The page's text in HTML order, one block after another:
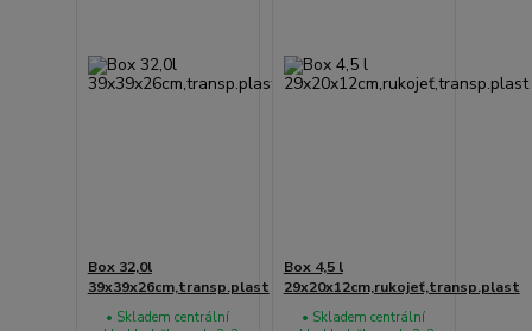
Box 32,0l
39x39x26cm,transp.plast
• Skladem centrální
Box 4,5 l
29x20x12cm,rukojeť,transp.plast
• Skladem centrální